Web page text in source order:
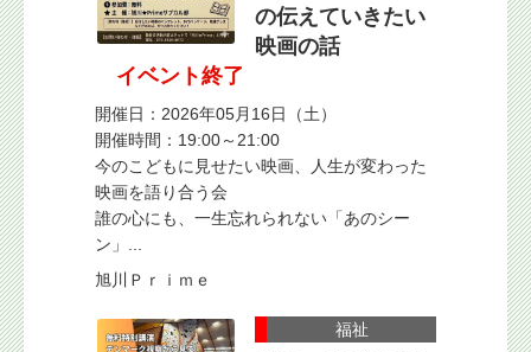
の伝えていきたい
映画の話
イベント終了
開催日：2026年05月16日（土）
開催時間：19:00～21:00
今のこどもに見せたい映画、人生が変わった
映画を語り合う会
誰の心にも、一生忘れられない「あのシー
ン」...
旭川Ｐｒｉｍｅ
福祉